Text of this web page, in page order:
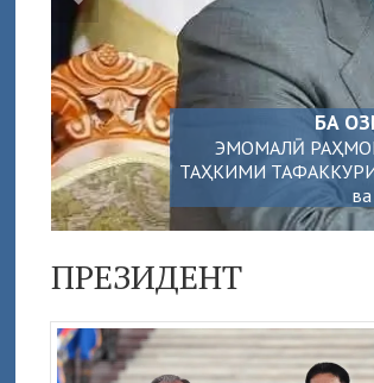
БА
ЭМОМАЛӢ
ТАҲКИМИ ТАФАККУРИ
ПРЕЗИДЕНТ